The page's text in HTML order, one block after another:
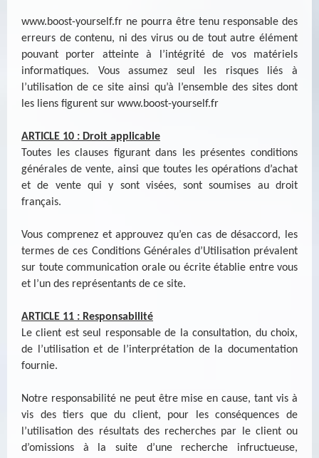
www.boost-yourself.fr ne pourra être tenu responsable des
erreurs de contenu, ni des virus ou de tout autre élément
pouvant porter atteinte à l’intégrité de vos matériels
informatiques. Vous assumez seul les risques liés à
l’utilisation de ce site ainsi qu’à l’ensemble des sites dont
les liens figurent sur www.boost-yourself.fr
ARTICLE 10 : Droit applicable
Toutes les clauses figurant dans les présentes conditions
générales de vente, ainsi que toutes les opérations d’achat
et de vente qui y sont visées, sont soumises au droit
français.
Vous comprenez et approuvez qu’en cas de désaccord, les
termes de ces Conditions Générales d’Utilisation prévalent
sur toute communication orale ou écrite établie entre vous
et l’un des représentants de ce site.
ARTICLE 11 : Responsabilité
Le client est seul responsable de la consultation, du choix,
de l’utilisation et de l’interprétation de la documentation
fournie.
Notre responsabilité ne peut être mise en cause, tant vis à
vis des tiers que du client, pour les conséquences de
l’utilisation des résultats des recherches par le client ou
d’omissions à la suite d’une recherche infructueuse,